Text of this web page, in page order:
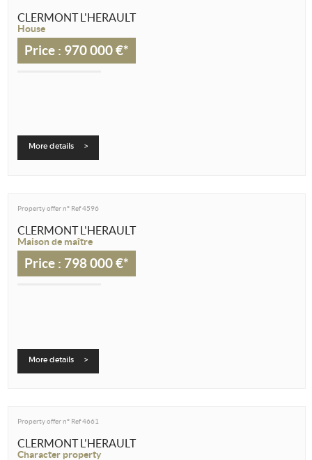
CLERMONT L'HERAULT
House
Price : 970 000 €*
More details >
Property offer n° Ref 4596
CLERMONT L'HERAULT
Maison de maître
Price : 798 000 €*
More details >
Property offer n° Ref 4661
CLERMONT L'HERAULT
Character property